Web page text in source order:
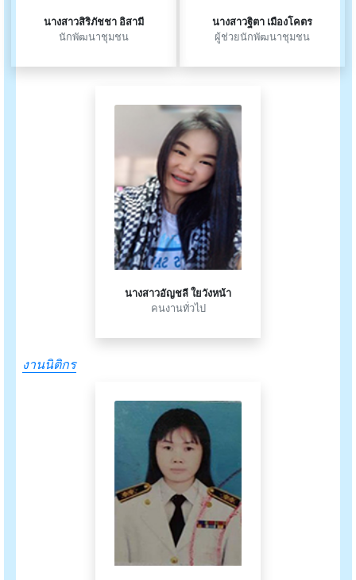
นางสาวสิริภัชชา อิสามี
นักพัฒนาชุมชน
นางสาวฐิตา เมืองโคตร
ผู้ช่วยนักพัฒนาชุมชน
นางสาวอัญชลี ใยวังหน้า
คนงานทั่วไป
งานนิติกร